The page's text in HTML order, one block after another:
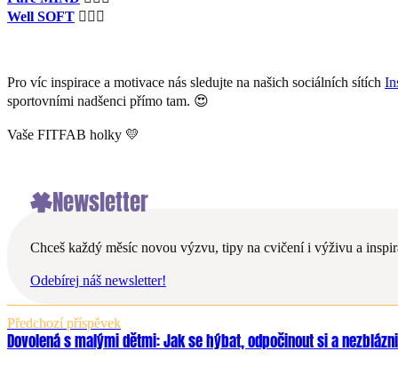
Well SOFT 🤸🏼‍♀️
Pro víc inspirace a motivace nás sledujte na našich sociálních sítích
sportovními nadšenci přímo tam. 😍
Vaše FITFAB holky 💛
Newsletter
Chceš každý měsíc novou výzvu, tipy na cvičení i výživu a
Odebírej náš newsletter!
Předchozí příspěvek
Dovolená s malými dětmi: Jak se hýbat, odpočinout si a